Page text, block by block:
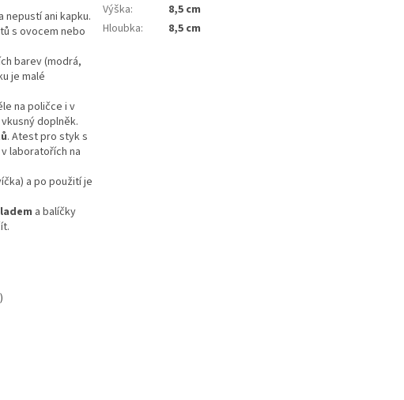
nepustí ani kapku.
s ovocem nebo
barev (modrá,
je malé
na poličce i v
doplněk.
. Atest pro styk s
laboratořích na
a po použití je
a balíčky
Výška:
8,5 cm
Hloubka: 8,5 cm